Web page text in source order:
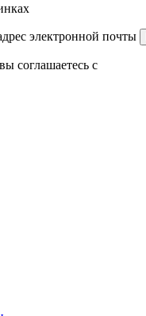
электронной почты
соглашаетесь с